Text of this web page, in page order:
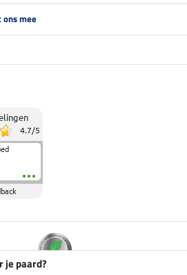
ons mee
4.7/5
je paard?